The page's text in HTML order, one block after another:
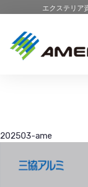
エクステリア
202503-ame